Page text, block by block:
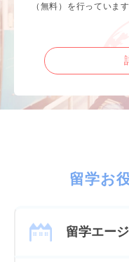
（無料）を行っています
留学お
留学エー